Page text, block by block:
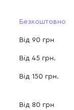
Безкоштовно
Від 90 грн
Від 45 грн.
Від 150 грн.
Від 80 грн